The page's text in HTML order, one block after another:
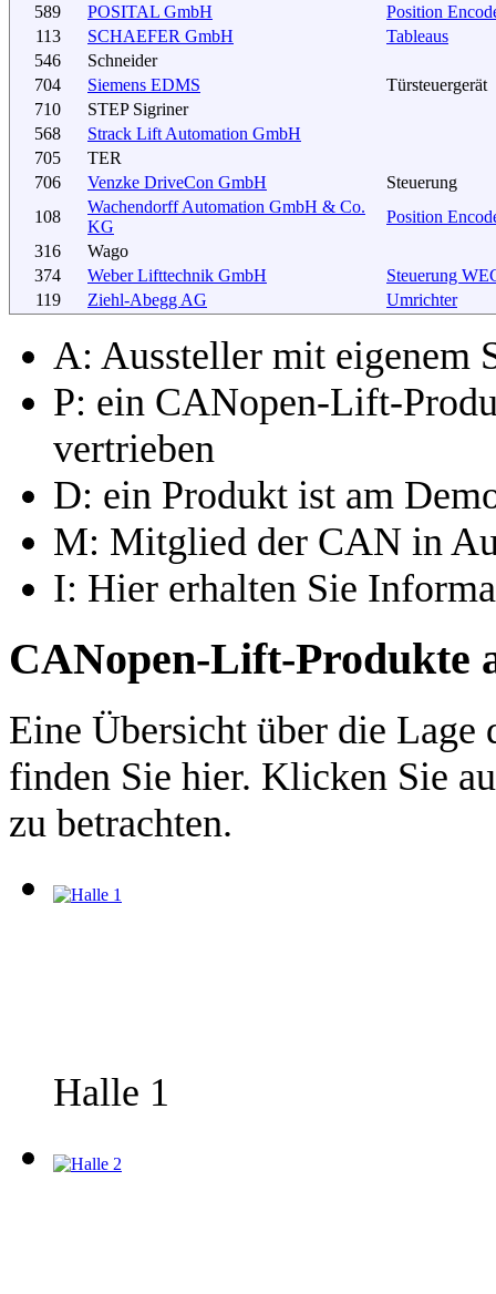
589
POSITAL GmbH
Position
113
SCHAEFER GmbH
Tableaus
546
Schneider
704
Siemens EDMS
Türsteuergerät
710
STEP Sigriner
568
Strack Lift Automation GmbH
705
TER
706
Venzke DriveCon GmbH
Steuerung
108
Wachendorff Automation GmbH & Co.
KG
Position
316
Wago
374
Weber Lifttechnik GmbH
Steuerung
119
Ziehl-Abegg AG Umrichter
A: Aussteller mit eigenem
P: ein CANopen-Lift-
vertrieben
D: ein Produkt ist am
M: Mitglied der CAN in
I: Hier erhalten Sie
CANopen-Lift-Produkte
Eine Übersicht über die
finden Sie hier. Klicken Sie
zu betrachten.
Halle 1